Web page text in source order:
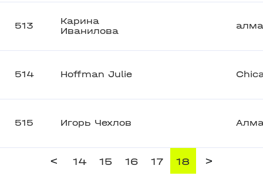
513
Карина
Иванилова
514 Hoffman Julie
515 Игорь Чехлов
< 14 15 16 17 18 >